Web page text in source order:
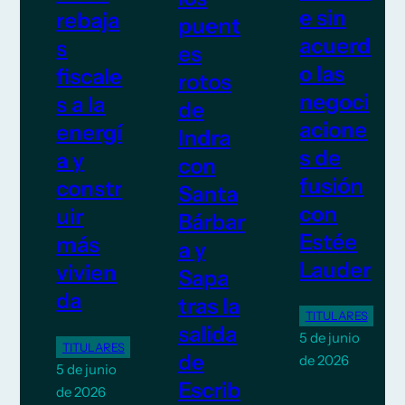
rebaja
s
fiscale
s a la
energí
a y
constr
uir
más
vivien
da
TITULARES
5 de junio
de 2026
puent
es
rotos
de
Indra
con
Santa
Bárbar
a y
Sapa
tras la
salida
de
Escrib
e sin
acuerd
o las
negoci
acione
s de
fusión
con
Estée
Lauder
TITULARES
5 de junio
de 2026